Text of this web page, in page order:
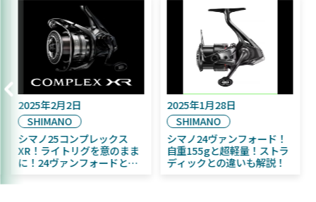
2025年9月16日
DAIWA
2025年11月発売予定！
DAIWA ふく魚／ちびふく魚
はビッグベイト初心者にお
2025年2月2日
SHIMANO
シマノ25コンプレックス
XR！ライトリグを意のまま
に！24ヴァンフォードとの